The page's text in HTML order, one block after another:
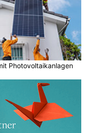
Photovoltaikanlagen